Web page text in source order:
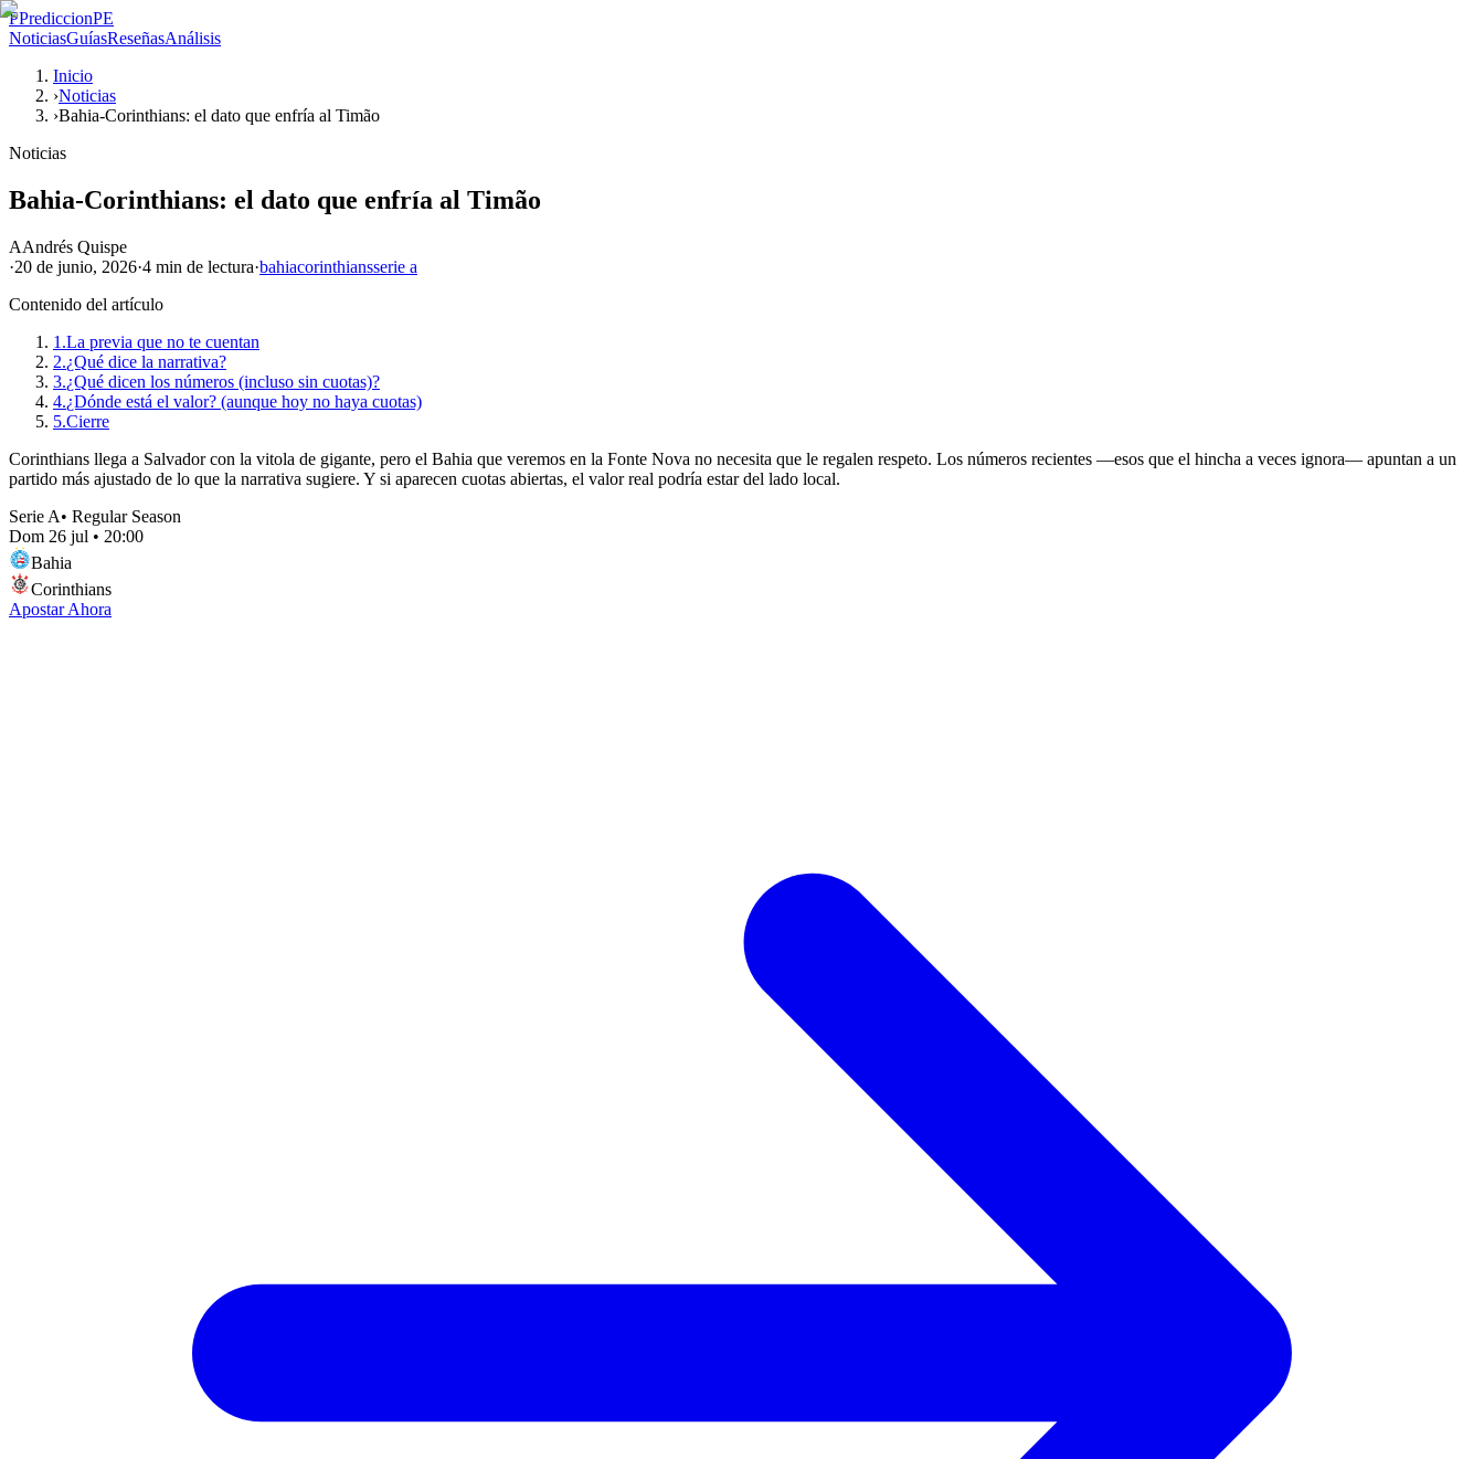
PPrediccionPE
NoticiasGuíasReseñasAnálisis
Inicio
›Noticias
›Bahia-Corinthians: el dato que enfría al Timão
Noticias
Bahia-Corinthians: el dato que enfría al Timão
AAndrés Quispe
·20 de junio, 2026·4 min de lectura·bahiacorinthiansserie a
Contenido del artículo
1.La previa que no te cuentan
2.¿Qué dice la narrativa?
3.¿Qué dicen los números (incluso sin cuotas)?
4.¿Dónde está el valor? (aunque hoy no haya cuotas)
5.Cierre
Corinthians llega a Salvador con la vitola de gigante, pero el Bahia que veremos en la Fonte Nova no necesita que le regalen respeto. Los números recientes —esos que el hincha a veces ignora— apuntan a un
partido más ajustado de lo que la narrativa sugiere. Y si aparecen cuotas abiertas, el valor real podría estar del lado local.
Serie A• Regular Season
Dom 26 jul • 20:00
Bahia
Corinthians
Apostar Ahora